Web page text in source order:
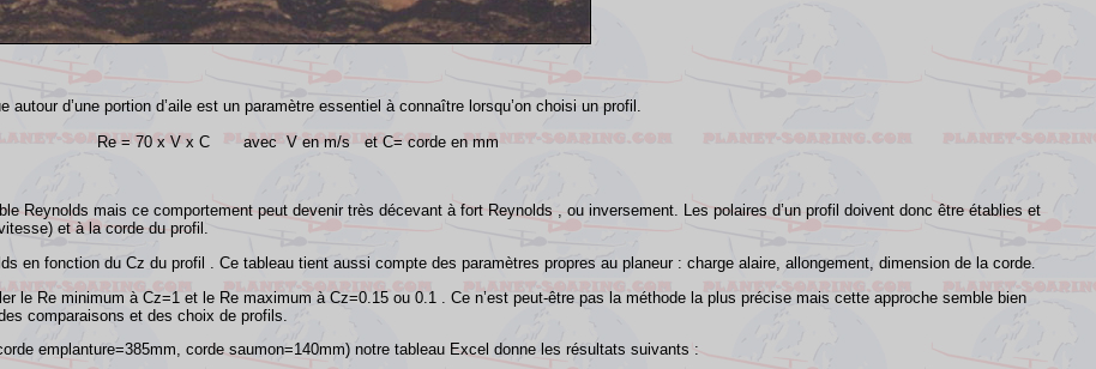
autour d’une portion d’aile est un paramètre essentiel à connaître lorsqu’on choisi un profil.
Re= 70 x V x C avec V en m/s et C= corde en mm
Reynolds mais ce comportement peut devenir très décevant à fort Reynolds , ou inversement. Les polaires d’un profil doivent donc être établies et
et à la corde du profil.
en fonction du Cz du profil . Ce tableau tient aussi compte des paramètres propres au planeur : charge alaire, allongement, dimension de la corde
le Re minimum à Cz=1 et le Re maximum à Cz=0.15 ou 0.1 . Ce n’est peut-être pas la méthode la plus précise mais cette approche semble bien
comparaisons et des choix de profils.
emplanture=385mm, corde saumon=140mm) notre tableau Excel donne les résultats suivants :